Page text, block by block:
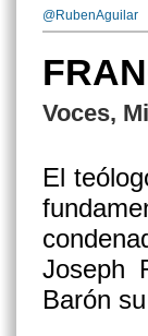
@RubenAguilar
Voces,
El
Joseph
Barón